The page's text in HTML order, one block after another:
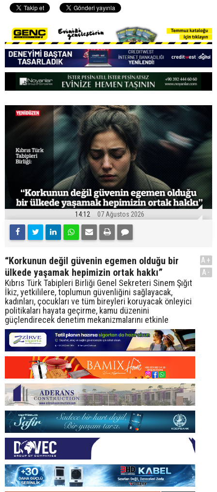
14:12 07 Ağustos 2026
“Korkunun değil güvenin egemen olduğu bir
ülkede yaşamak hepimizin ortak hakkı”
Kıbrıs Türk Tabipleri Birliği Genel Sekreteri Sinem Şığıt
İkiz, yetkililere, toplumun güvenliğini sağlayacak,
kadınları, çocukları ve tüm bireyleri koruyacak önleyici
politikaları hayata geçirme, kamu düzenini
güçlendirecek denetim mekanizmalarını etkinle
A+
A-